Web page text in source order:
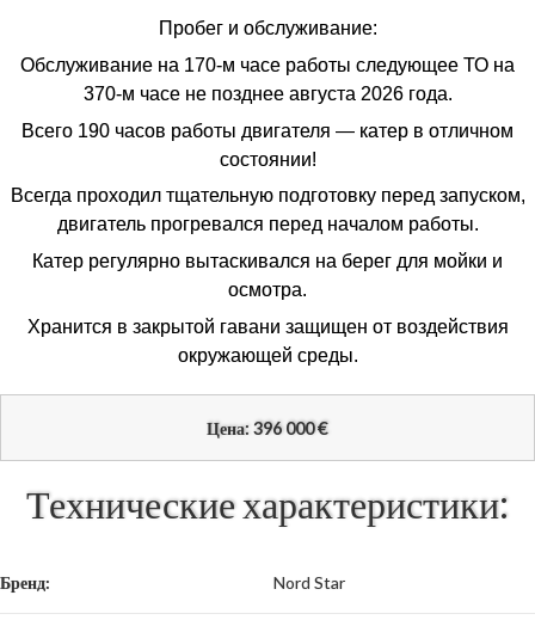
Пробег и обслуживание:
Обслуживание на 170-м часе работы следующее ТО на
370-м часе не позднее августа 2026 года.
Всего 190 часов работы двигателя — катер в отличном
состоянии!
Всегда проходил тщательную подготовку перед запуском,
двигатель прогревался перед началом работы.
Катер регулярно вытаскивался на берег для мойки и
осмотра.
Хранится в закрытой гавани защищен от воздействия
окружающей среды.
Цена: 396 000€
Технические характеристики:
Бренд: Nord Star